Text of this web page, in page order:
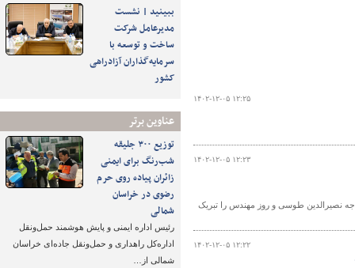
ببینید | نشست
مدیرعامل شرکت
ساخت و توسعه با
سرمایه‌گذاران آزادراهی
کشور
عناوین برتر
توزیع ۳۰۰ جلیقه
شب‌رنگ برای ایمنی
زائران پیاده روی حرم
رضوی در خراسان
شمالی
رئیس اداره ایمنی و پایش هوشمند حمل‌ونقل
اداره‌کل راهداری و حمل‌ونقل جاده‌ای خراسان
شمالی از…
۱۴۰۲-۱۲-۰۵ ۱۲:۲۵
۱۴۰۲-۱۲-۰۵ ۱۲:۲۳
نصیرالدین طوسی و روز مهندس را تبریک
۱۴۰۲-۱۲-۰۵ ۱۲:۲۲